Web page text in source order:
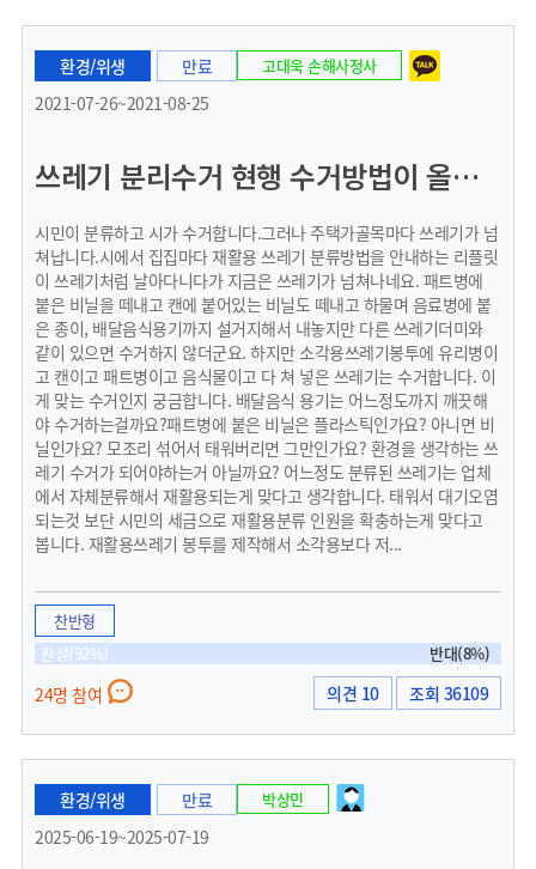
로
이
동
환경/위생
만료
2021-07-26~2021-08-25
고대욱 손해사정사
쓰레기 분리수거 현행 수거방법이 올바른가요?
시민이 분류하고 시가 수거합니다.그러나 주택가골목마다 쓰레기가 넘
쳐납니다.시에서 집집마다 재활용 쓰레기 분류방법을 안내하는 리플릿
이 쓰레기처럼 날아다니다가 지금은 쓰레기가 넘쳐나네요. 패트병에
붙은 비닐을 떼내고 캔에 붙어있는 비닐도 떼내고 하물며 음료병에 붙
은 종이, 배달음식용기까지 설거지해서 내놓지만 다른 쓰레기더미와
같이 있으면 수거하지 않더군요. 하지만 소각용쓰레기봉투에 유리병이
고 캔이고 패트병이고 음식물이고 다 쳐 넣은 쓰레기는 수거합니다. 이
게 맞는 수거인지 궁금합니다. 배달음식 용기는 어느정도까지 깨끗해
야 수거하는걸까요?패트병에 붙은 비닐은 플라스틱인가요? 아니면 비
닐인가요? 모조리 섞어서 태워버리면 그만인가요? 환경을 생각하는 쓰
레기 수거가 되어야하는거 아닐까요? 어느정도 분류된 쓰레기는 업체
에서 자체분류해서 재활용되는게 맞다고 생각합니다. 태워서 대기오염
되는것 보단 시민의 세금으로 재활용분류 인원을 확충하는게 맞다고
봅니다. 재활용쓰레기 봉투를 제작해서 소각용보다 저...
찬반형
찬성(92%)
반대(8%)
24명 참여 의견 10 조회 36109
환경/위생
만료
2025-06-19~2025-07-19
박상민